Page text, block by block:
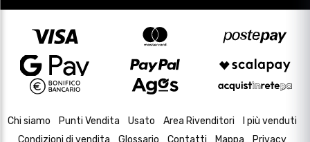
Chi siamo Punti Vendita Usato Area Rivenditori
I più venduti